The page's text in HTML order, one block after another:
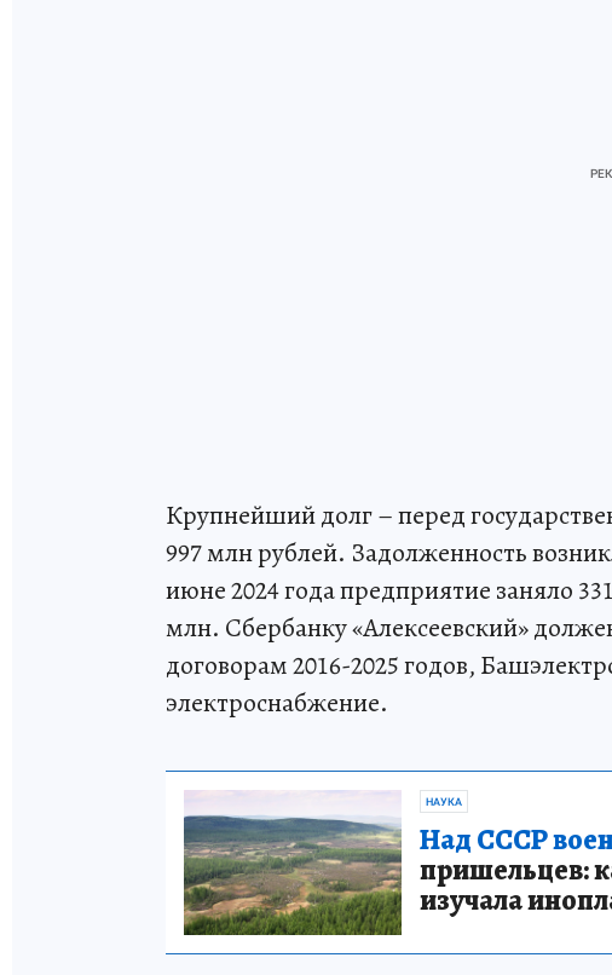
Крупнейший долг – перед
997 млн рублей. Задолженность
июне 2024 года предприятие заняло
млн. Сбербанку «Алексеевский»
договорам 2016-2025 годов,
электроснабжение.
НАУКА
Над СССР
пришельцев:
изучала